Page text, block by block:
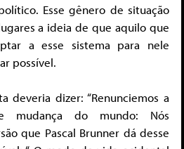
Esse gênero de situação
a ideia de que aquilo que
a esse sistema para nele
possível.
deveria dizer: “Renunciemos a
mudança do mundo: Nós
que Pascal Brunner dá desse